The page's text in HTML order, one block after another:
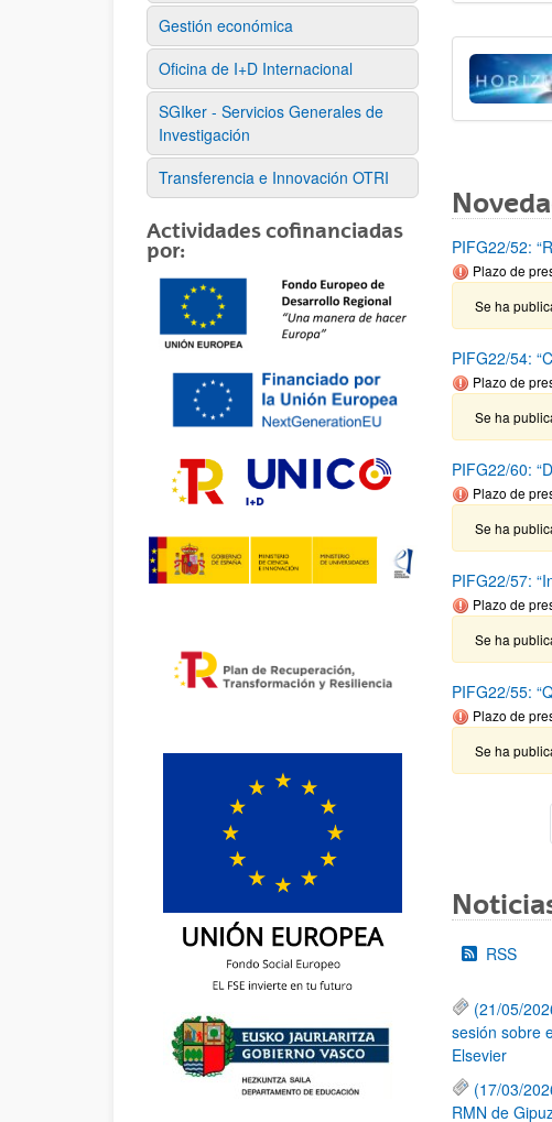
Gestión económica
Oficina de I+D Internacional
SGIker - Servicios Generales de
Investigación
Transferencia e Innovación OTRI
Actividades cofinanciadas
por:
PIFG22/52:
Plazo de
Se ha
PIFG22/54:
Plazo de
Se ha
PIFG22/60:
Plazo de
Se ha
PIFG22/57:
Plazo de
Se ha
PIFG22/55:
Plazo de
Se ha
RSS
(21/05/
sesión sobre
Elsevier
(17/03/
RMN de